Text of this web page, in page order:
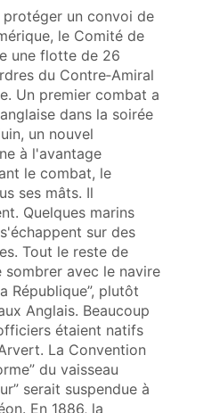
protéger un convoi de
le Comité de
une flotte de 26
du Contre‑Amiral
Un premier combat a
dans la soirée
un nouvel
à l'avantage
le combat, le
ses mâts. Il
Quelques marins
sur des
Tout le reste de
avec le navire
République”, plutôt
Anglais. Beaucoup
étaient natifs
La Convention
du vaisseau
serait suspendue à
En 1886, la